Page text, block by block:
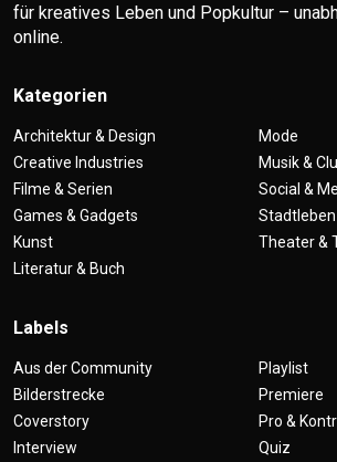
für kreatives Leben und Popkultur –
online.
Kategorien
Architektur & Design
Creative Industries
Filme & Serien
Games & Gadgets
Kunst
Literatur & Buch
Mode
Musik &
Social &
Stadtleben
Theater &
Labels
Aus der Community
Bilderstrecke
Coverstory
Interview
Playlist
Premiere
Pro &
Quiz